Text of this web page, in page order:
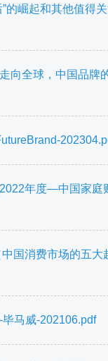
的崛起和其他值得
向全球，中国品牌
年度—中国家庭
国消费市场的五大
马威-202106.pdf